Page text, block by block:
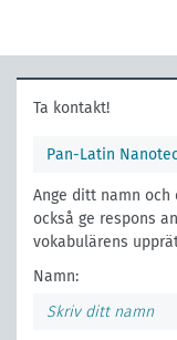
Ta kontakt!
Pan-Latin
Ange ditt namn
också ge respons
vokabulärens
Namn: